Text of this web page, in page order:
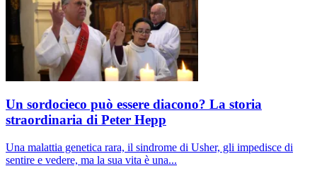
Un sordocieco può essere diacono? La storia
straordinaria di Peter Hepp
Una malattia genetica rara, il sindrome di Usher, gli impedisce di
sentire e vedere, ma la sua vita è una...